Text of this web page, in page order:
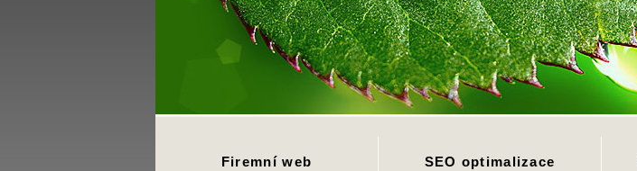
Firemní web SEO optimalizace